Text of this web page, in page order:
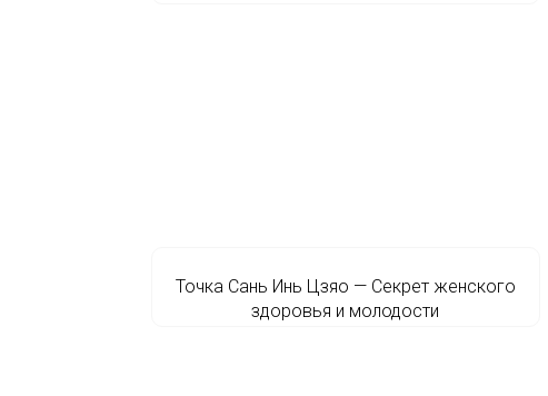
Точка Сань Инь Цзяо — Секрет женского
здоровья и молодости